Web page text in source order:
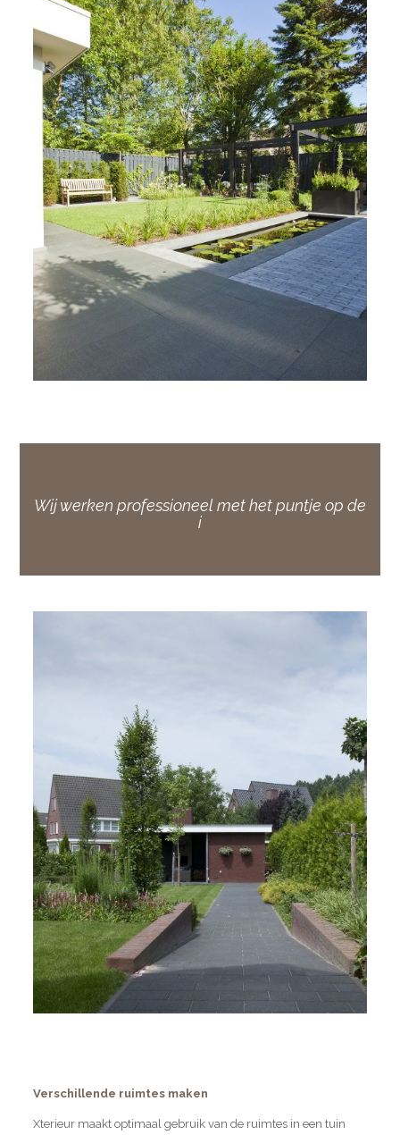
Wij werken professioneel met het puntje op de
i
Verschillende ruimtes maken
Xterieur maakt optimaal gebruik van de ruimtes in een tuin